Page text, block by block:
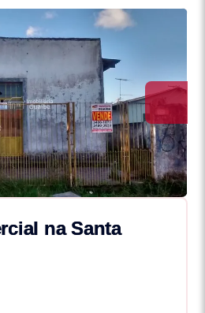
na Santa